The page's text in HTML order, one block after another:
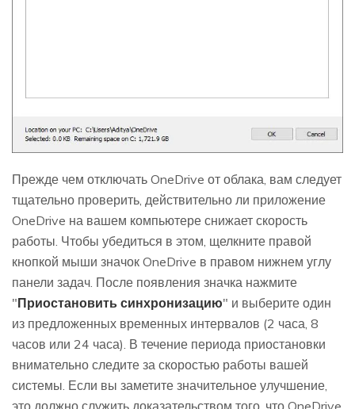
Прежде чем отключать OneDrive от облака, вам следует
тщательно проверить, действительно ли приложение
OneDrive на вашем компьютере снижает скорость
работы. Чтобы убедиться в этом, щелкните правой
кнопкой мыши значок OneDrive в правом нижнем углу
панели задач. После появления значка нажмите
"Приостановить синхронизацию" и выберите один
из предложенных временных интервалов (2 часа, 8
часов или 24 часа). В течение периода приостановки
внимательно следите за скоростью работы вашей
системы. Если вы заметите значительное улучшение,